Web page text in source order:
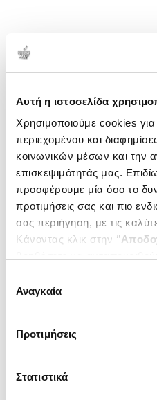
Αυτή η ιστοσελίδα
Χρησιμοποιούμε cookies για
περιεχομένου και
κοινωνικών μέσων και την
επισκεψιμότητάς μας.
προσφέρουμε μία όσο το
προτιμήσεις σας και πιο
σας περιήγηση, με τις
Κάνοντας κλικ στην ‘’
ενδιαφέρουν και να
΄΄και
συγκατάθεσης
Αναγκαία
Προτιμήσεις
Στατιστικά